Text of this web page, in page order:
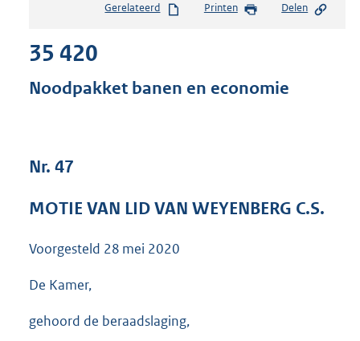
s
s
e
Gerelateerd Printen Delen
35 420
Noodpakket banen en economie
Nr. 47
MOTIE VAN LID VAN WEYENBERG C.S.
Voorgesteld 28 mei 2020
De Kamer,
gehoord de beraadslaging,